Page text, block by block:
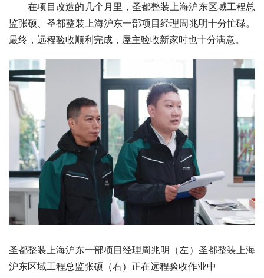
在项目改造的几个月里，圣都整装上海沪东区域工程总
监张硕、圣都整装上海沪东一部项目经理周兆明十分忙碌。
最终，远程验收顺利完成，屋主验收新家时也十分满意。
圣都整装上海沪东一部项目经理周兆明（左）圣都整装上海
沪东区域工程总监张硕（右）正在远程验收作业中